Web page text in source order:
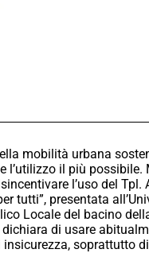
mobilità urbana
l’utilizzo il più
l’uso del Tpl.
tutti”, presentata
Locale del bacino
di usare
soprattutto